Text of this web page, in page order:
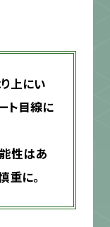
上にい
ト目線に
性はあ
重に。